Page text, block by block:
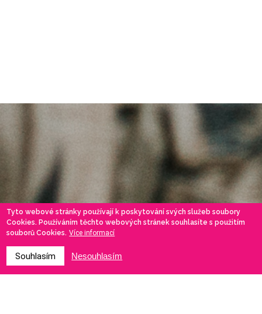
Tyto webové stránky používají k poskytování svých služeb soubory
Cookies. Používáním těchto webových stránek souhlasíte s použitím
souborů Cookies. Více informací
Souhlasím Nesouhlasím